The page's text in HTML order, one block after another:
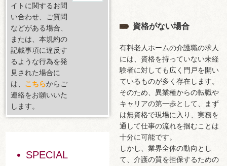
イトに関するお問
い合わせ、ご質問
などがある場合、
または、本規約の
記載事項に違反す
るような行為を発
見された場合に
は、 こちらからご
連絡をお願いいた
します。
SPECIAL
資格がない場合
有料老人ホームの介護職の求人
には、資格を持っていない未経
験者に対しても広く門戸を開い
ているものが多く存在します。
そのため、異業種からの転職や
キャリアの第一歩として、まず
は無資格で現場に入り、実務を
通して仕事の流れを掴むことは
十分に可能です。
しかし、業界全体の動向とし
て、介護の質を担保するための